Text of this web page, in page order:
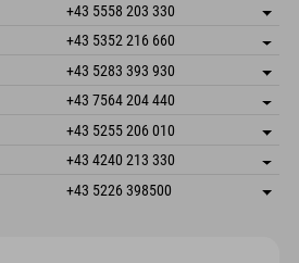
+43 5558 203 330
Adresse speichern
Buchen
+43 5352 216 660
Adresse speichern
Anreiseinfos
Buchen
+43 5283 393 930
Adresse speichern
Buchen
+43 7564 204 440
Adresse speichern
Anreiseinfos
Buchen
+43 5255 206 010
Adresse speichern
Buchen
+43 4240 213 330
Adresse speichern
Anreiseinfos
+43 5226 398500